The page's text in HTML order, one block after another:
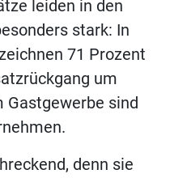
leiden in den
stark: In
71 Prozent
um
Gastgewerbe sind
denn sie